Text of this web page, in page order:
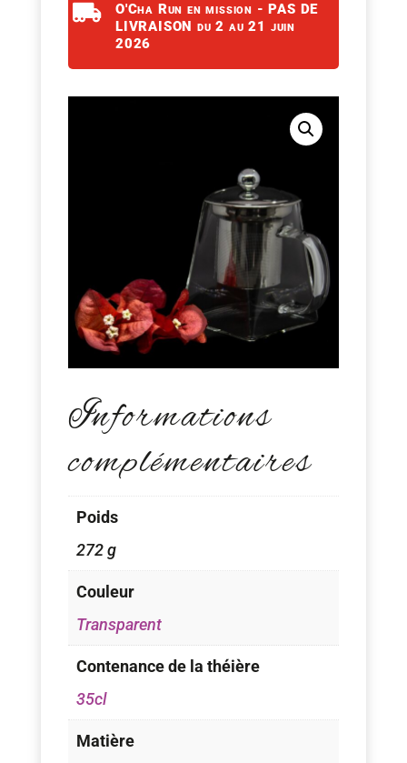

O'Cha Run en mission - PAS DE
LIVRAISON du 2 au 21 juin
2026
Informations
complémentaires
Poids
272 g
Couleur
Transparent
Contenance de la théière
35cl
Matière